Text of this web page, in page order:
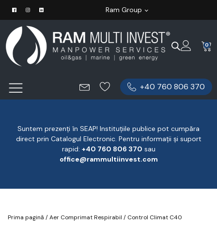
Ram Group
0
+40 760 806 370
Suntem prezenți în SEAP! Instituțiile publice pot cumpăra
direct prin Catalogul Electronic. Pentru informații și suport
rapid: ‪+40 760 806 370 ‬ sau
office@rammultiinvest.com
Prima pagină /Aer Comprimat Respirabil / Control Climat C40